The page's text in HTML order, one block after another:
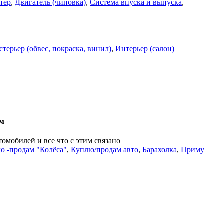
, Двигатель (чиповка), Система впуска и выпуска,
(обвес, покраска, винил), Интерьер (салон)
и все что с этим связано
-продам "Колёса", Куплю/продам авто, Барахолка, Приму